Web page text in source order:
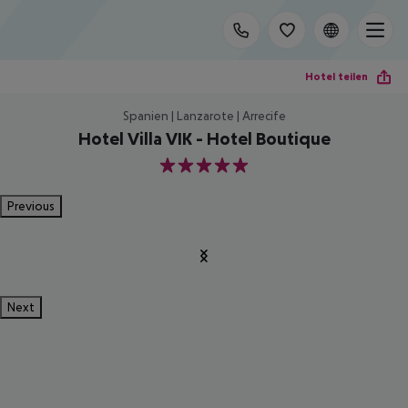
Hotel teilen
Spanien | Lanzarote | Arrecife
Hotel Villa VIK - Hotel Boutique
5
Previous
Next